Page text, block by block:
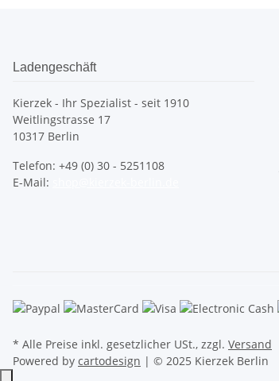
Ladengeschäft
Kierzek - Ihr Spezialist - seit 1910
Weitlingstrasse 17
10317 Berlin
Telefon: +49 (0) 30 - 5251108
E-Mail:
* Alle Preise inkl. gesetzlicher USt., zzgl. Versand
Powered by cartodesign | © 2025 Kierzek Berlin